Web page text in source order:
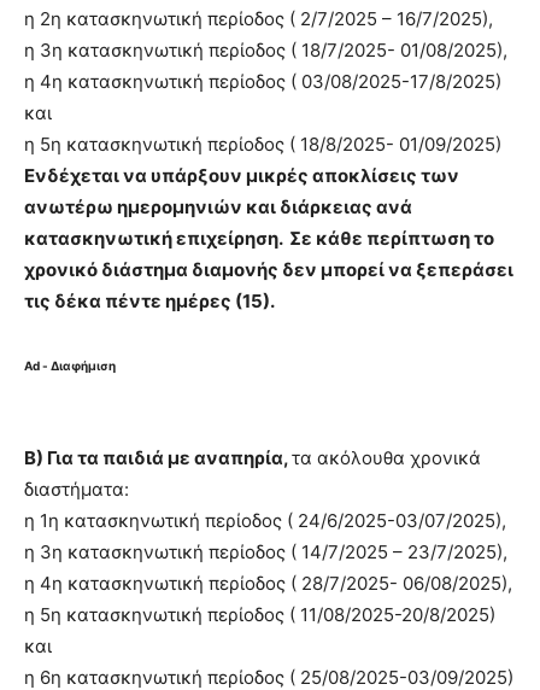
η 2η κατασκηνωτική περίοδος ( 2/7/2025 – 16/7/2025),
η 3η κατασκηνωτική περίοδος ( 18/7/2025- 01/08/2025),
η 4η κατασκηνωτική περίοδος ( 03/08/2025-17/8/2025)
και
η 5η κατασκηνωτική περίοδος ( 18/8/2025- 01/09/2025)
Ενδέχεται να υπάρξουν μικρές αποκλίσεις των
ανωτέρω ημερομηνιών και διάρκειας ανά
κατασκηνωτική επιχείρηση. Σε κάθε περίπτωση το
χρονικό διάστημα διαμονής δεν μπορεί να ξεπεράσει
τις δέκα πέντε ημέρες (15).
Ad - Διαφήμιση
Β) Για τα παιδιά με αναπηρία,τα ακόλουθα χρονικά
διαστήματα:
η 1η κατασκηνωτική περίοδος ( 24/6/2025-03/07/2025),
η 3η κατασκηνωτική περίοδος ( 14/7/2025 – 23/7/2025),
η 4η κατασκηνωτική περίοδος ( 28/7/2025- 06/08/2025),
η 5η κατασκηνωτική περίοδος ( 11/08/2025-20/8/2025)
και
η 6η κατασκηνωτική περίοδος ( 25/08/2025-03/09/2025)